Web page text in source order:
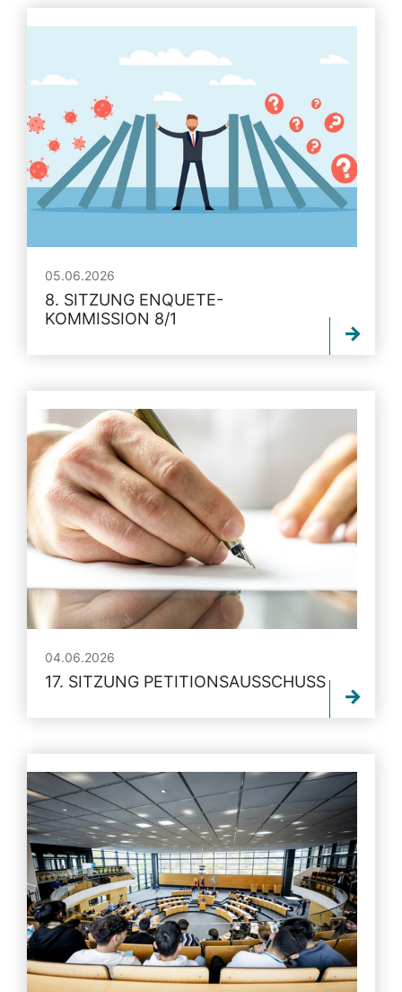
05.06.2026
8. SITZUNG ENQUETE-
KOMMISSION 8/1
04.06.2026
17. SITZUNG PETITIONSAUSSCHUSS